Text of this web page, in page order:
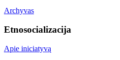
Archyvas
Etnosocializacija
Apie iniciatyvą